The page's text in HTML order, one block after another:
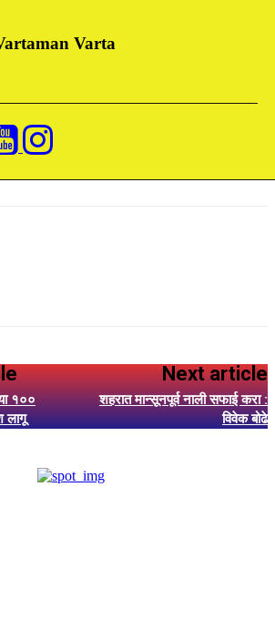
Varta
१००
लागू
Next article
शहरात मान्सूनपूर्व नाली सफाई करा :
विवेक बोढे